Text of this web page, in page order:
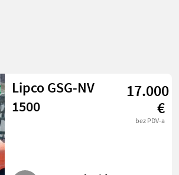
Lipco GSG-NV
1500
17.000
€
bez PDV-a